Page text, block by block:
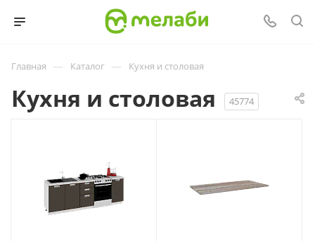
Главная — Каталог — Кухня и столовая
Кухня и столовая 45774